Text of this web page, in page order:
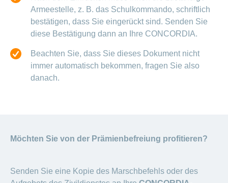
Armeestelle, z. B. das Schulkommando, schriftlich
bestätigen, dass Sie eingerückt sind. Senden Sie
diese Bestätigung dann an Ihre CONCORDIA.
Beachten Sie, dass Sie dieses Dokument nicht
immer automatisch bekommen, fragen Sie also
danach.
Möchten Sie von der Prämienbefreiung profitieren?
Senden Sie eine Kopie des Marschbefehls oder des